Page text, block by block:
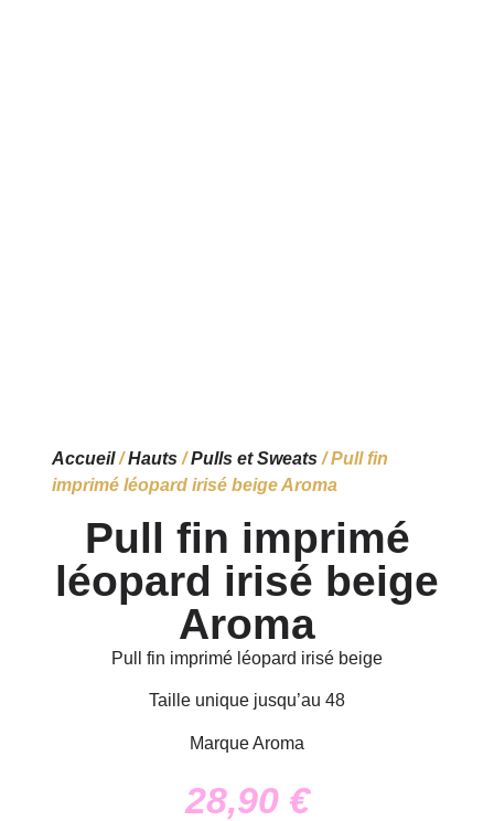
Accueil/Hauts/Pulls et Sweats/ Pull fin
imprimé léopard irisé beige Aroma
Pull fin imprimé
léopard irisé beige
Aroma
Pull fin imprimé léopard irisé beige
Taille unique jusqu’au 48
Marque Aroma
28,90 €